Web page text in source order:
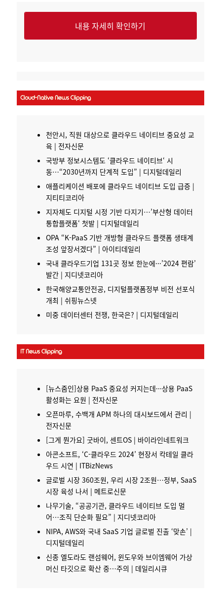
내용 자세히 확인하기
천안시, 직원 대상으로 클라우드 네이티브 중요성 교
육 | 전자신문
국방부 정보시스템도 ‘클라우드 네이티브‘ 시
동…“2030년까지 단계적 도입” | 디지털데일리
애플리케이션 배포에 클라우드 네이티브도입 급증 |
지티티코리아
지자체도 디지털 시정 기반 다지기…’부산형 데이터
통합플랫폼‘ 첫발 | 디지털데일리
OPA “K-PaaS 기반 개방형 클라우드플랫폼 생태계
조성 앞장서겠다” | 아이티데일리
국내 클라우드기업 131곳 정보 한눈에···’2024 편람’
발간 | 지디넷코리아
한국해양교통안전공, 디지털플랫폼정부비전 선포식
개최 | 쉬핑뉴스넷
미중 데이터센터 전쟁, 한국은? | 디지털데일리
[뉴스줌인]상용 PaaS 중요성 커지는데···상용 PaaS
활성화는 요원 | 전자신문
오픈마루, 수백개 APM 하나의 대시보드에서 관리 |
전자신문
[그게 뭔가요] 굿바이, 센트OS | 바이라인네트워크
아콘소프트, ‘C-클라우드 2024’ 현장서 칵테일 클라
우드 시연 | ITBizNews
글로벌 시장 360조원, 우리 시장 2조원…정부, SaaS
시장 육성 나서 | 메트로신문
나무기술, “공공기관, 클라우드 네이티브 도입 멀
어…조직 단순화 필요” | 지디넷코리아
NIPA, AWS와 국내 SaaS 기업 글로벌 진출 ‘맞손’ |
디지털데일리
신종 엘도라도 랜섬웨어, 윈도우와 브이엠웨어 가상
머신 타깃으로 확산 중…주의 | 데일리시큐